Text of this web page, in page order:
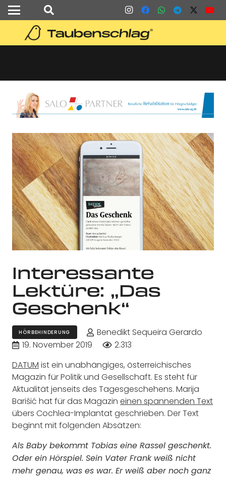
Interessante
Lektüre: „Das
Geschenk“
HÖRBEHINDERUNG
Benedikt Sequeira Gerardo
19. November 2019
2.313
DATUM ist ein unabhängiges, österreichisches
Magazin für Politik und Gesellschaft. Es steht für
Aktualität jenseits des Tagesgeschehens. Marija
Barišić hat für das Magazin einen spannenden Text
übers Cochlea-Implantat geschrieben. Der Text
beginnt mit folgenden Absätzen:
Als Baby bekommt Tobias eine Rassel geschenkt.
Oder ein Hörspiel. Sein Vater Frank weiß nicht
mehr genau, was es war. Er weiß aber noch ganz